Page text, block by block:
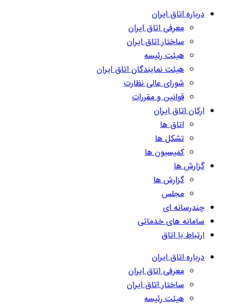
درباره اتاق ایران
معرفی اتاق ایران
ساختار اتاق ایران
هیئت رئیسه
هیئت نمایندگان اتاق ایران
شورای عالی نظارت
قوانین و مقررات
ارکان اتاق ایران
اتاق ها
تشکل ها
کمیسیون ها
گزارش ها
گزارش ها
مجلس
چندرسانه ای
سامانه های خدماتی
ارتباط با اتاق
درباره اتاق ایران
معرفی اتاق ایران
ساختار اتاق ایران
هیئت رئیسه